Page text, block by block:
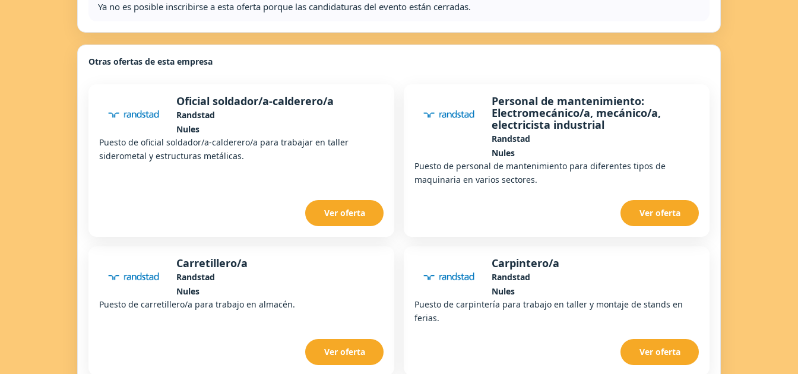
Ya no es posible inscribirse a esta oferta porque las candidaturas del evento están cerradas.
Otras ofertas de esta empresa
Oficial soldador/a-calderero/a
Randstad
Nules
Puesto de oficial soldador/a-calderero/a para trabajar en taller
siderometal y estructuras metálicas.
Ver oferta
Personal de mantenimiento:
Electromecánico/a, mecánico/a,
electricista industrial
Randstad
Nules
Puesto de personal de mantenimiento para diferentes tipos de
maquinaria en varios sectores.
Ver oferta
Carretillero/a
Randstad
Nules
Puesto de carretillero/a para trabajo en almacén.
Ver oferta
Carpintero/a
Randstad
Nules
Puesto de carpintería para trabajo en taller y montaje de stands en
ferias.
Ver oferta